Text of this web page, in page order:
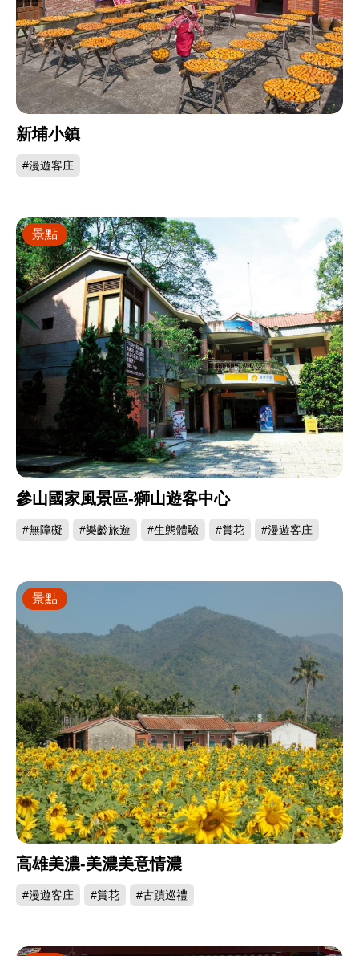
新埔小鎮
#漫遊客庄
參山國家風景區-獅山遊客中心
#無障礙 #樂齡旅遊 #生態體驗 #賞花 #漫遊客庄
景點
高雄美濃-美濃美意情濃
#漫遊客庄 #賞花 #古蹟巡禮
景點